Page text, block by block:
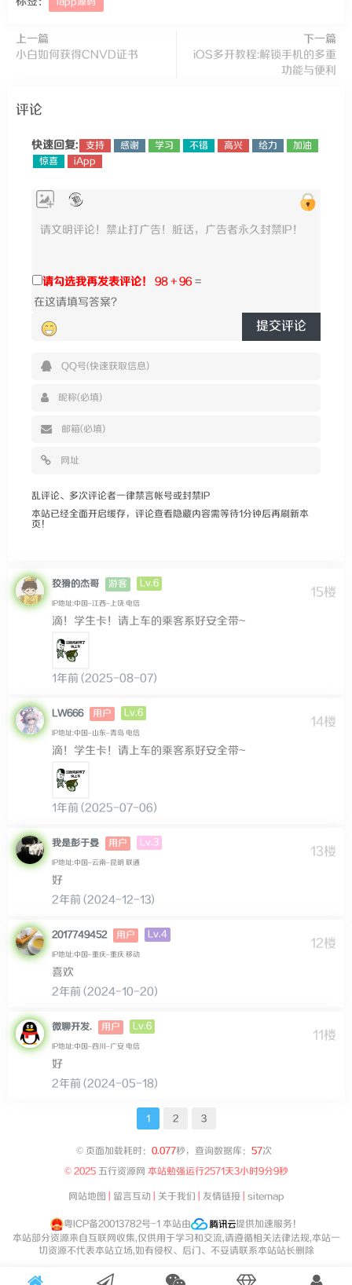
上一篇
小白如何获得CNVD证书
下一篇
iOS多开教程:解锁手机的多重
功能与便利
评论
快速回复: 支持 感谢 学习 不错 高兴 给力
加油
惊喜
iApp
请勾选我再发表评论！ 98 + 96 =
提交评论
乱评论、多次评论者一律禁言帐号或封禁IP
本站已经全面开启缓存，评论查看隐藏内容需等待1分钟后再刷新本
页！
15楼
狡猾的杰哥 游客 Lv.6
IP地址:中国–江西–上饶 电信
滴！学生卡！请上车的乘客系好安全带~
1年前 (2025-08-07)
14楼
LW666 用户 Lv.6
IP地址:中国–山东–青岛 电信
滴！学生卡！请上车的乘客系好安全带~
1年前 (2025-07-06)
13楼
我是彭于晏 用户 Lv.3
IP地址:中国–云南–昆明 联通
好
2年前 (2024-12-13)
12楼
2017749452 用户 Lv.4
IP地址:中国–重庆–重庆 移动
喜欢
2年前 (2024-10-20)
11楼
微聊开发. 用户 Lv.6
IP地址:中国–四川–广安 电信
好
2年前 (2024-05-18)
1 2 3
© 页面加载耗时： 0.077秒，查询数据库： 57次
© 2025 五行资源网 本站勉强运行2571天3小时9分9秒
网站地图 留言互动 关于我们 友情链接| sitemap
粤ICP备20013782号-1 本站由
提供加速服务！
本站部分资源来自互联网收集,仅供用于学习和交流,请遵循相关法律法规,本站一
切资源不代表本站立场,如有侵权、后门、不妥请联系本站站长删除